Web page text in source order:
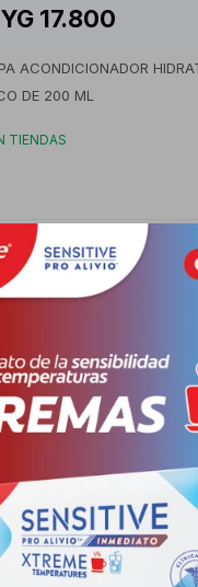
17.800
ACONDICIONADOR
DE 200 ML
TIENDAS
Descripción
LAVADO DEL
?CÓMO UTILIZAR?